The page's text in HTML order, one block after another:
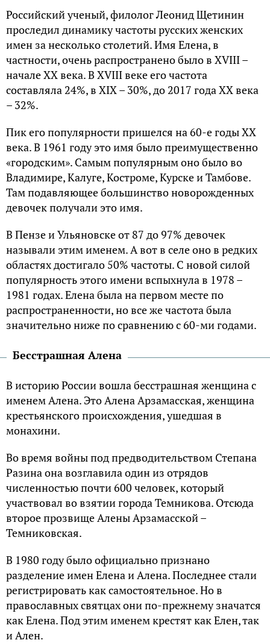
Российский ученый, филолог Леонид Щетинин
проследил динамику частоты русских женских
имен за несколько столетий. Имя Елена, в
частности, очень распространено было в XVIII –
начале ХХ века. В XVIII веке его частота
составляла 24%, в XIX – 30%, до 2017 года XX века
– 32%.
Пик его популярности пришелся на 60-е годы ХХ
века. В 1961 году это имя было преимущественно
«городским». Самым популярным оно было во
Владимире, Калуге, Костроме, Курске и Тамбове.
Там подавляющее большинство новорожденных
девочек получали это имя.
В Пензе и Ульяновске от 87 до 97% девочек
называли этим именем. А вот в селе оно в редких
областях достигало 50% частоты. С новой силой
популярность этого имени вспыхнула в 1978 –
1981 годах. Елена была на первом месте по
распространенности, но все же частота была
значительно ниже по сравнению с 60-ми годами.
Бесстрашная Алена
В историю России вошла бесстрашная женщина с
именем Алена. Это Алена Арзамасская, женщина
крестьянского происхождения, ушедшая в
монахини.
Во время войны под предводительством Степана
Разина она возглавила один из отрядов
численностью почти 600 человек, который
участвовал во взятии города Темникова. Отсюда
второе прозвище Алены Арзамасской –
Темниковская.
В 1980 году было официально признано
разделение имен Елена и Алена. Последнее стали
регистрировать как самостоятельное. Но в
православных святцах они по-прежнему значатся
как Елена. Под этим именем крестят как Елен, так
и Ален.